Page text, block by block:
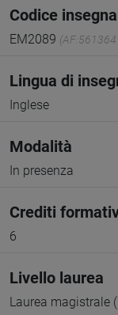
Codice
EM2089
Lingua di
Inglese
Modalità
In presenza
Crediti
6
Livello laurea
Laurea magistrale